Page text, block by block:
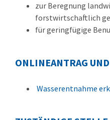
zur Beregnung
forstwirtschaftlich
für geringfügige
ONLINEANTRAG
Wasserentnahme